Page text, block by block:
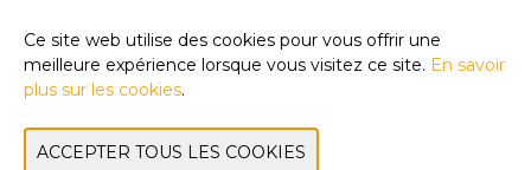
SITE WEB & CATALOGUE
Ce site web utilise des cookies pour vous offrir une
meilleure expérience lorsque vous visitez ce site. En savoir
plus sur les cookies.